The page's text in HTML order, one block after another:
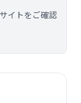
イトをご確認